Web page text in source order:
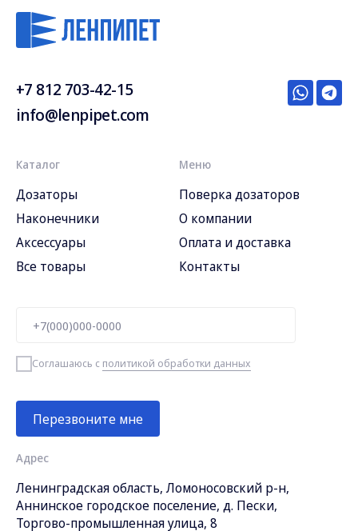
+7 812 703-42-15
info@lenpipet.com
Каталог
Дозаторы
Наконечники
Аксессуары
Все товары
Поверка дозаторов
Ленинградская область, Ломоносовский р-н,
Аннинское городское поселение, д. Пески,
Торгово-промышленная улица, 8
О компании
Оплата и доставка
Контакты
Меню
Адрес
Соглашаюсь с политикой обработки данных
Перезвоните мне